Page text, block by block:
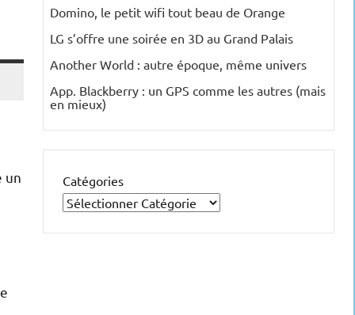
un
Domino, le petit wifi tout beau de Orange
LG s’offre une soirée en 3D au Grand Palais
Another World : autre époque, même univers
App. Blackberry : un GPS comme les autres (mais
en mieux)
Catégories